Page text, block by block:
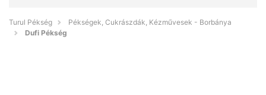
Turul Pékség
Pékségek, Cukrászdák, Kézművesek - Borbánya
Dufi Pékség